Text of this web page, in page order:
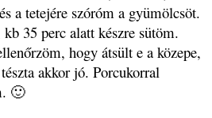
a tetejére szóróm a gyümölcsöt.
kb 35 perc alatt készre sütöm.
hogy átsült e a közepe,
akkor jó. Porcukorral
🙂